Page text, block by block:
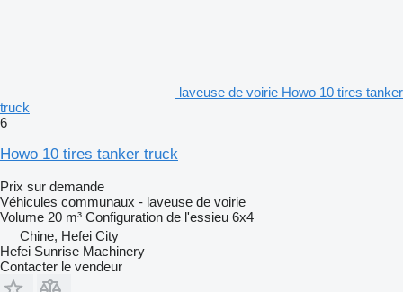
laveuse de voirie Howo 10 tires tanker
truck
6
Howo 10 tires tanker truck
Prix sur demande
Véhicules communaux - laveuse de voirie
Volume 20 m³ Configuration de l'essieu 6x4
Chine, Hefei City
Hefei Sunrise Machinery
Contacter le vendeur